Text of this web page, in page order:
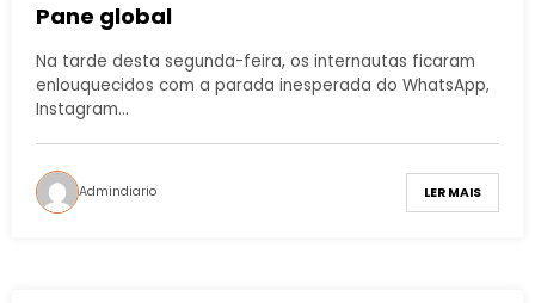
Pane global
Na tarde desta segunda-feira, os internautas ficaram
enlouquecidos com a parada inesperada do WhatsApp,
Instagram…
Admindiario LER MAIS